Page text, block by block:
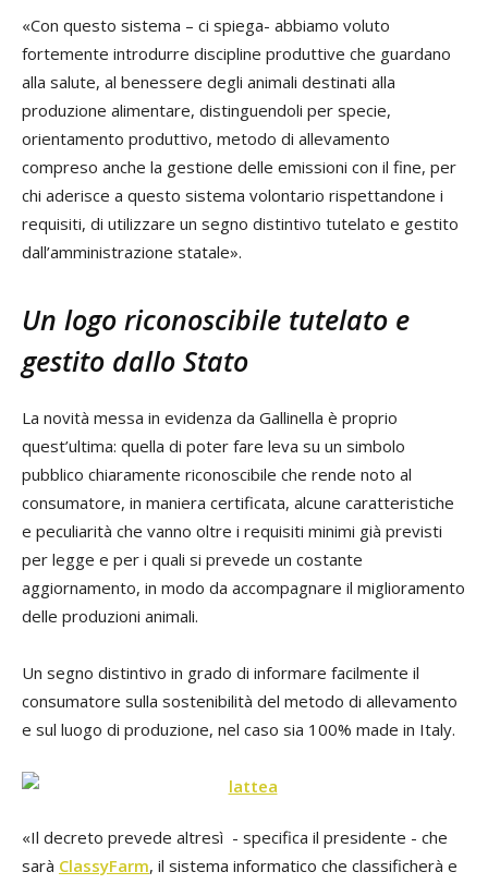
«Con questo sistema – ci spiega- abbiamo voluto
fortemente introdurre discipline produttive che guardano
alla salute, al benessere degli animali destinati alla
produzione alimentare, distinguendoli per specie,
orientamento produttivo, metodo di allevamento
compreso anche la gestione delle emissioni con il fine, per
chi aderisce a questo sistema volontario rispettandone i
requisiti, di utilizzare un segno distintivo tutelato e gestito
dall’amministrazione statale».
Un logo riconoscibile tutelato e
gestito dallo Stato
La novità messa in evidenza da Gallinella è proprio
quest’ultima: quella di poter fare leva su un simbolo
pubblico chiaramente riconoscibile che rende noto al
consumatore, in maniera certificata, alcune caratteristiche
e peculiarità che vanno oltre i requisiti minimi già previsti
per legge e per i quali si prevede un costante
aggiornamento, in modo da accompagnare il miglioramento
delle produzioni animali.
Un segno distintivo in grado di informare facilmente il
consumatore sulla sostenibilità del metodo di allevamento
e sul luogo di produzione, nel caso sia 100% made in Italy.
«Il decreto prevede altresì - specifica il presidente - che
sarà ClassyFarm, il sistema informatico che classificherà e